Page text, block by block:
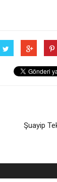
Şuayip